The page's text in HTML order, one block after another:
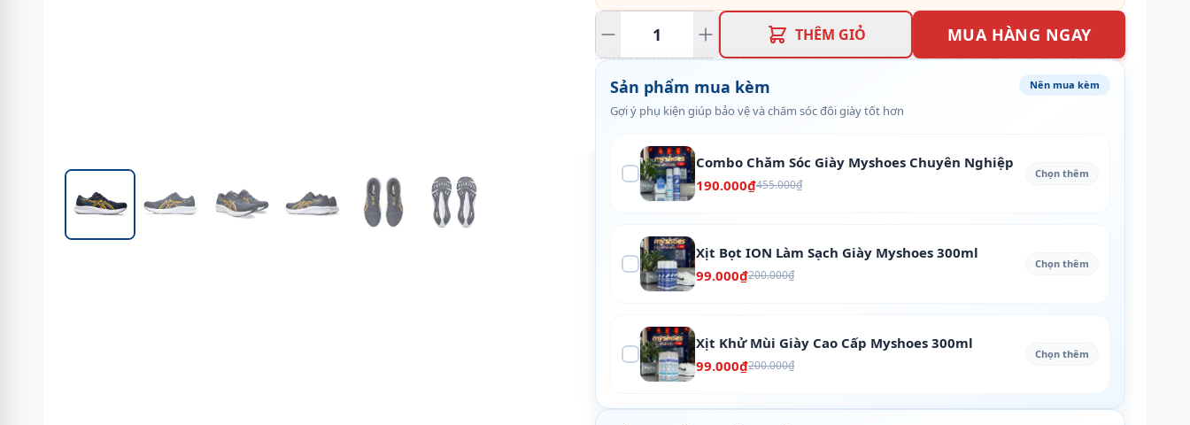
THÊM GIỎ MUA HÀNG NGAY
Sản phẩm mua kèm
Gợi ý phụ kiện giúp bảo vệ và chăm sóc đôi giày tốt hơn
Nên mua kèm
Combo Chăm Sóc Giày Myshoes Chuyên Nghiệp
190.000₫455.000₫
Chọn thêm
Xịt Bọt ION Làm Sạch Giày Myshoes 300ml
99.000₫200.000₫
Chọn thêm
Xịt Khử Mùi Giày Cao Cấp Myshoes 300ml
99.000₫200.000₫
Chọn thêm